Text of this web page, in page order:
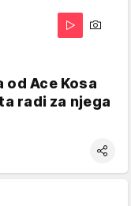
od Ace Kosa
radi za njega